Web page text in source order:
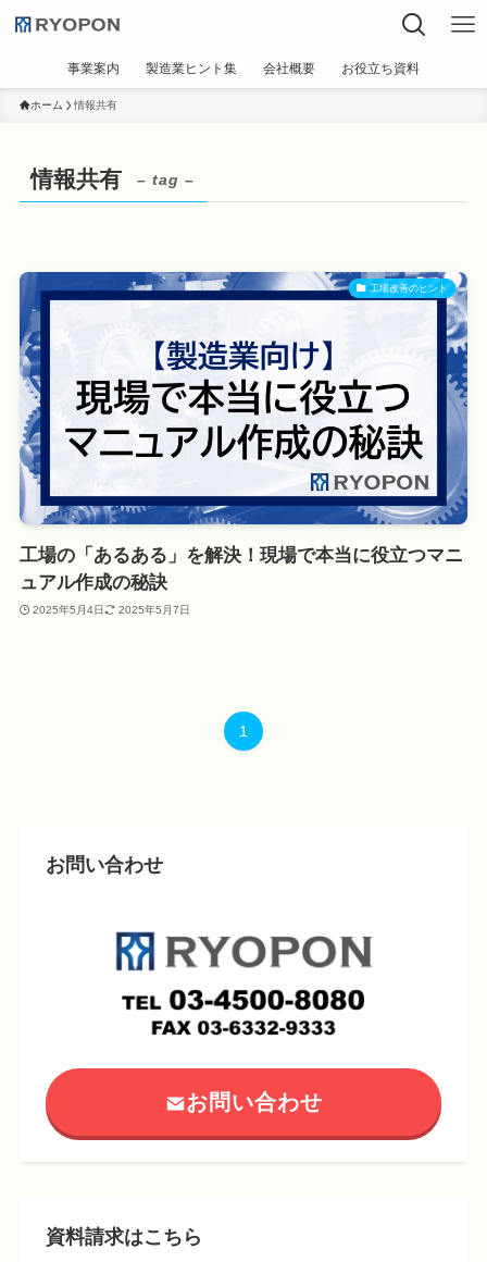
事業案内 製造業ヒント集 会社概要 お役立ち資料
ホーム 情報共有
情報共有 – tag –
工場改善のヒント
工場の「あるある」を解決！現場で本当に役立つマニ
ュアル作成の秘訣
2025年5月4日 2025年5月7日
1
お問い合わせ
お問い合わせ
資料請求はこちら